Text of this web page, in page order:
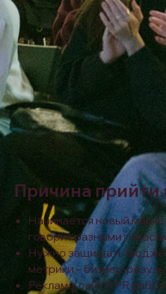
Причина прийти
Начинается новый
говорит разными
Нужно защищать
метрики – бизнес-
Реклама, сайт и PR